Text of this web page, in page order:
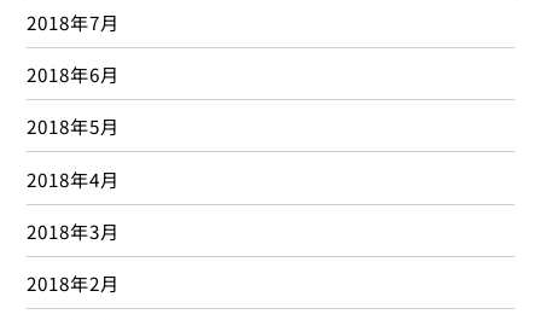
2018年7月
2018年6月
2018年5月
2018年4月
2018年3月
2018年2月